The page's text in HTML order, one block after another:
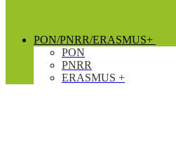
PON/PNRR/ERASMUS+
PON
PNRR
ERASMUS +